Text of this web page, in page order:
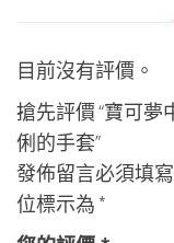
目前沒有評價。
搶先評價 “寶可
俐的手套”
發佈留言必須填
位標示為 *